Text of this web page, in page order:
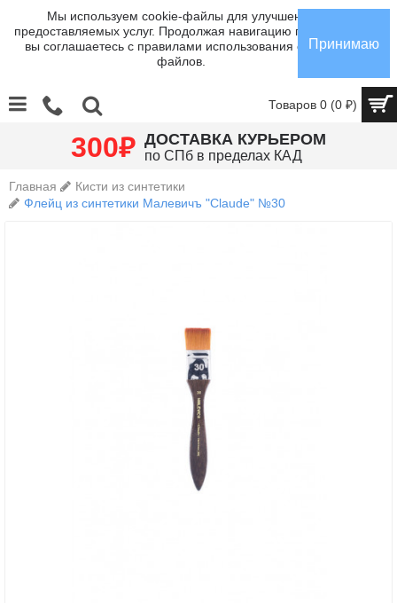
Мы используем cookie-файлы для улучшения
предоставляемых услуг. Продолжая навигацию по сайту,
вы соглашаетесь с правилами использования cookie-
файлов.
Принимаю
Товаров 0 (0 ₽)
300₽ ДОСТАВКА КУРЬЕРОМ
по СПб в пределах КАД
Главная
Кисти из синтетики
Флейц из синтетики Малевичъ "Claude" №30